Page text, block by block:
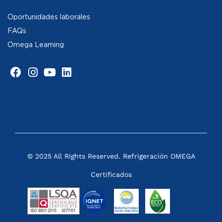
Oportunidades laborales
FAQs
Omega Learning
© 2025 All Rights Reserved. Refrigeración OMEGA
Certificados